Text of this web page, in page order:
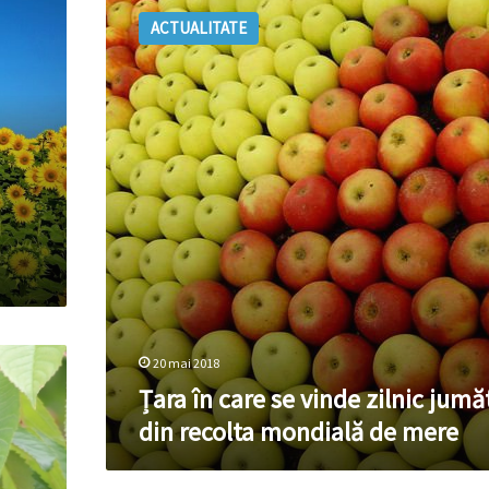
în
care
se
vinde
zilnic
jumătate
din
recolta
mondială
de
mere
ACTUALITATE
20 mai 2018
Țara în care se vinde zilnic
din recolta mondială de mere